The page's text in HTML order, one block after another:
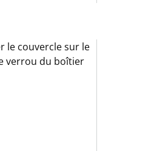
le couvercle sur le
verrou du boîtier